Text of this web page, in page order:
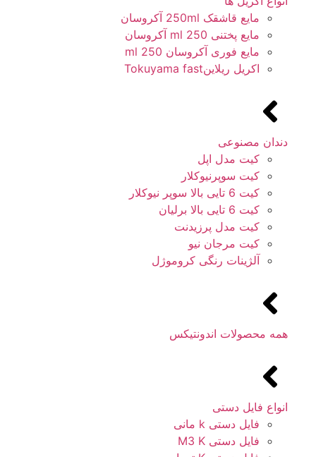
مایع قاشقک 250ml آکروسان
مایع پختنی 250 ml آکروسان
مایع فوری آکروسان 250 ml
اکریل ریلاینTokuyama fast
دندان مصنوعی
کیت مدل اپل
کیت سوپرنیوکلار
کیت 6 تایی بالا سوپر نیوکلار
کیت 6 تایی بالا برلیان
کیت مدل پرزیدنت
کیت مرجان نیو
آلژینات رنگی کروموژل
همه محصولات اندونتیکس
انواع فایل دستی
فایل دستی k مانی
فایل دستی M3 K